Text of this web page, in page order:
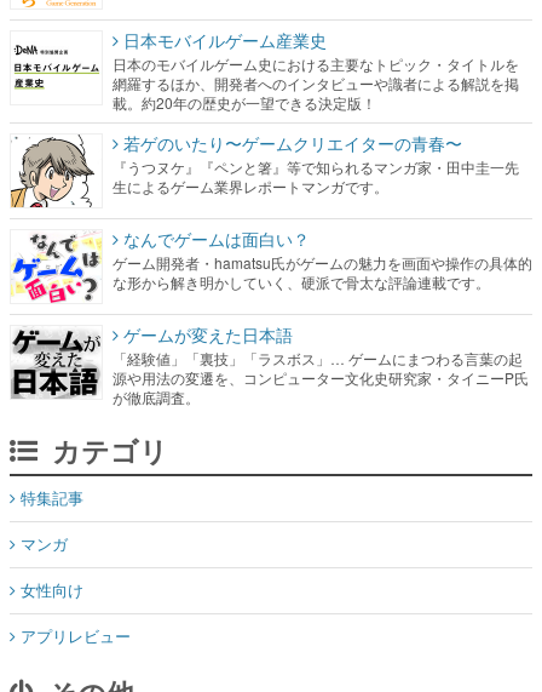
日本モバイルゲーム産業史
日本のモバイルゲーム史における主要なトピック・タイトルを
網羅するほか、開発者へのインタビューや識者による解説を掲
載。約20年の歴史が一望できる決定版！
若ゲのいたり〜ゲームクリエイターの青春〜
『うつヌケ』『ペンと箸』等で知られるマンガ家・田中圭一先
生によるゲーム業界レポートマンガです。
なんでゲームは面白い？
ゲーム開発者・hamatsu氏がゲームの魅力を画面や操作の具体的
な形から解き明かしていく、硬派で骨太な評論連載です。
ゲームが変えた日本語
「経験値」「裏技」「ラスボス」… ゲームにまつわる言葉の起
源や用法の変遷を、コンピューター文化史研究家・タイニーP氏
が徹底調査。
カテゴリ
特集記事
マンガ
女性向け
アプリレビュー